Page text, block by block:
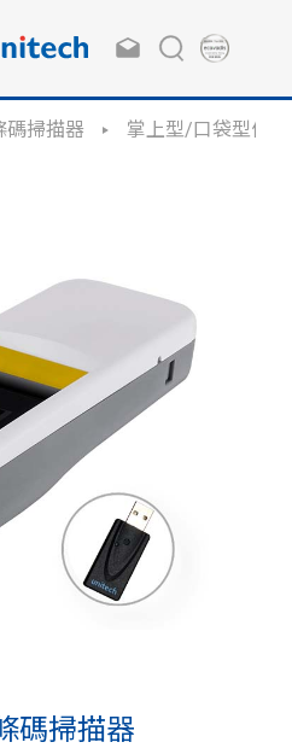
碼掃描器 掌上型/口袋型條
碼掃描器